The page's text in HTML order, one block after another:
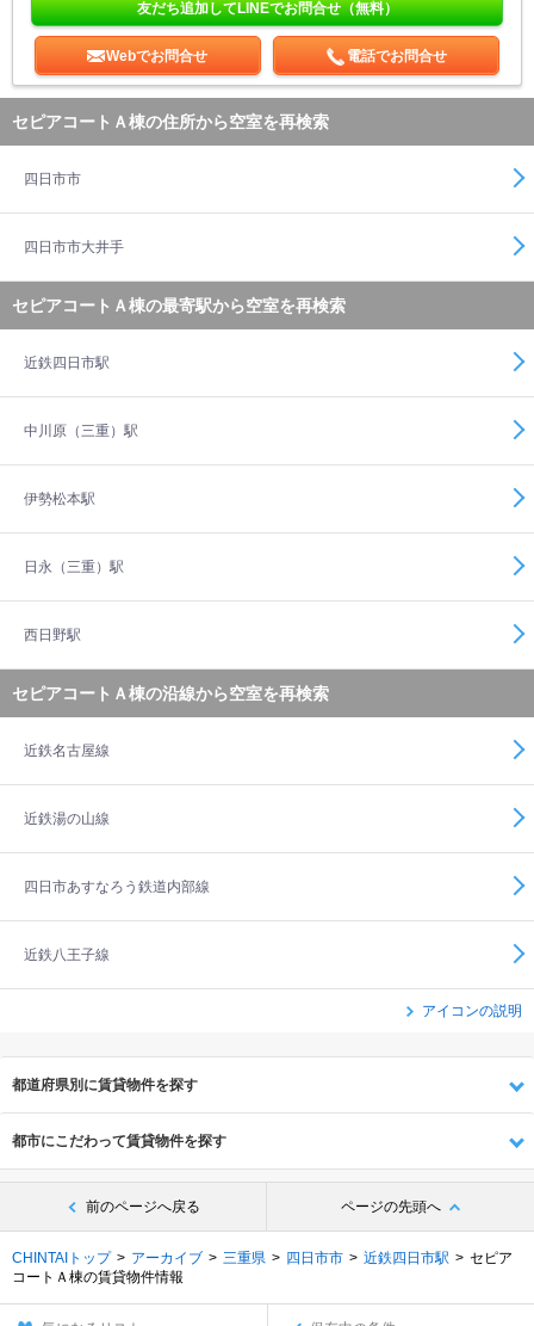
友だち追加してLINEでお問合せ（無料）
Webでお問合せ 電話でお問合せ
セピアコートＡ棟の住所から空室を再検索
四日市市
四日市市大井手
セピアコートＡ棟の最寄駅から空室を再検索
近鉄四日市駅
中川原（三重）駅
伊勢松本駅
日永（三重）駅
西日野駅
セピアコートＡ棟の沿線から空室を再検索
近鉄名古屋線
近鉄湯の山線
四日市あすなろう鉄道内部線
近鉄八王子線
アイコンの説明
都道府県別に賃貸物件を探す
都市にこだわって賃貸物件を探す
前のページへ戻る ページの先頭へ
CHINTAIトップ アーカイブ 三重県 四日市市 近鉄四日市駅
セピア
コートＡ棟の賃貸物件情報